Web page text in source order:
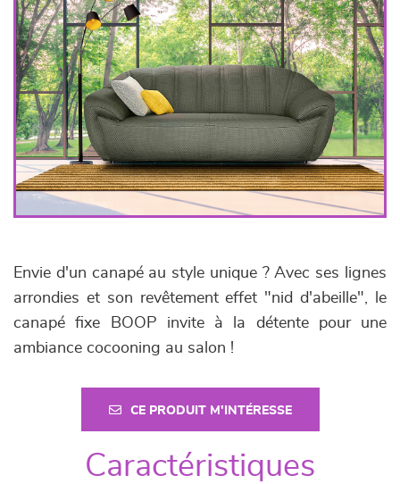
Envie d'un canapé au style unique ? Avec ses lignes
arrondies et son revêtement effet "nid d'abeille", le
canapé fixe BOOP invite à la détente pour une
ambiance cocooning au salon !
CE PRODUIT M'INTÉRESSE
Caractéristiques